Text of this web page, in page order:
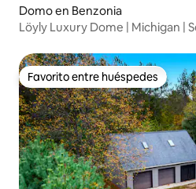
Domo en Benzonia
Löyly Luxury Dome | Michigan |
Favorito entre huéspedes
Favorito entre huéspedes